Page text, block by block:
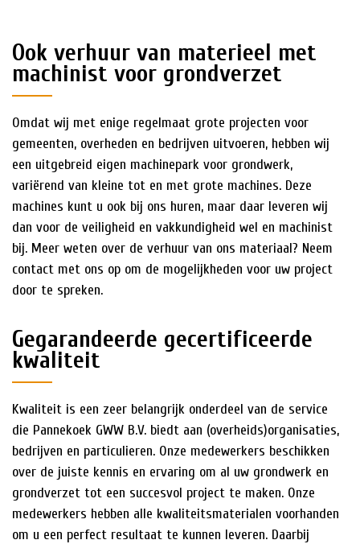
Ook verhuur van materieel met
machinist voor grondverzet
Omdat wij met enige regelmaat grote projecten voor
gemeenten, overheden en bedrijven uitvoeren, hebben wij
een uitgebreid eigen machinepark voor grondwerk,
variërend van kleine tot en met grote machines. Deze
machines kunt u ook bij ons huren, maar daar leveren wij
dan voor de veiligheid en vakkundigheid wel en machinist
bij. Meer weten over de verhuur van ons materiaal? Neem
contact met ons op om de mogelijkheden voor uw project
door te spreken.
Gegarandeerde gecertificeerde
kwaliteit
Kwaliteit is een zeer belangrijk onderdeel van de service
die Pannekoek GWW B.V. biedt aan (overheids)organisaties,
bedrijven en particulieren. Onze medewerkers beschikken
over de juiste kennis en ervaring om al uw grondwerk en
grondverzet tot een succesvol project te maken. Onze
medewerkers hebben alle kwaliteitsmaterialen voorhanden
om u een perfect resultaat te kunnen leveren. Daarbij